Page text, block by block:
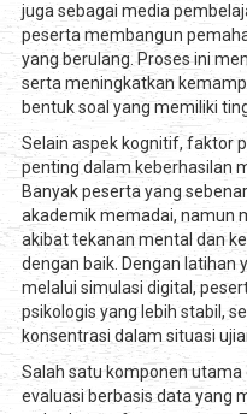
juga sebagai media
peserta membangun
yang berulang. Proses ini
serta meningkatkan
bentuk soal yang memiliki
Selain aspek kognitif, faktor
penting dalam keberhasilan
Banyak peserta yang
akademik memadai, namun
akibat tekanan mental dan
dengan baik. Dengan latihan
melalui simulasi digital,
psikologis yang lebih stabil,
konsentrasi dalam situasi
Salah satu komponen
evaluasi berbasis data yang